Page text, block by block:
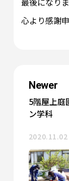
心より感謝
Newer
5階屋上庭
ン学科
2020.11.02